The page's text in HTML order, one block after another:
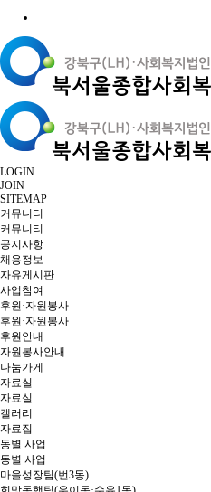
LOGIN
JOIN
SITEMAP
커뮤니티
커뮤니티
공지사항
채용정보
자유게시판
사업참여
후원·자원봉사
후원·자원봉사
후원안내
자원봉사안내
나눔가게
자료실
자료실
갤러리
자료집
동별 사업
동별 사업
마을성장팀(번3동)